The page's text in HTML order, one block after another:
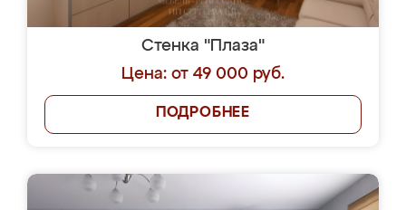
Стенка "Плаза"
Цена: от 49 000 руб.
ПОДРОБНЕЕ